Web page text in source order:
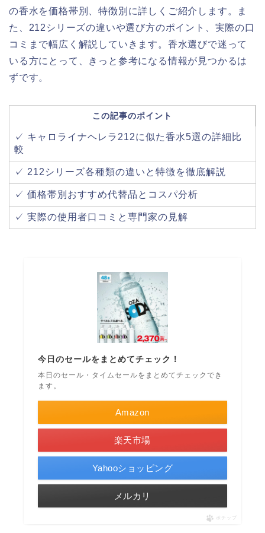
の香水を価格帯別、特徴別に詳しくご紹介します。ま
た、212シリーズの違いや選び方のポイント、実際の口
コミまで幅広く解説していきます。香水選びで迷って
いる方にとって、きっと参考になる情報が見つかるは
ずです。
この記事のポイント
✓ キャロライナヘレラ212に似た香水5選の詳細比
較
✓ 212シリーズ各種類の違いと特徴を徹底解説
✓ 価格帯別おすすめ代替品とコスパ分析
✓ 実際の使用者口コミと専門家の見解
今日のセールをまとめてチェック！
本日のセール・タイムセールをまとめてチェックでき
ます。
Amazon
楽天市場
Yahooショッピング
メルカリ
ポチップ